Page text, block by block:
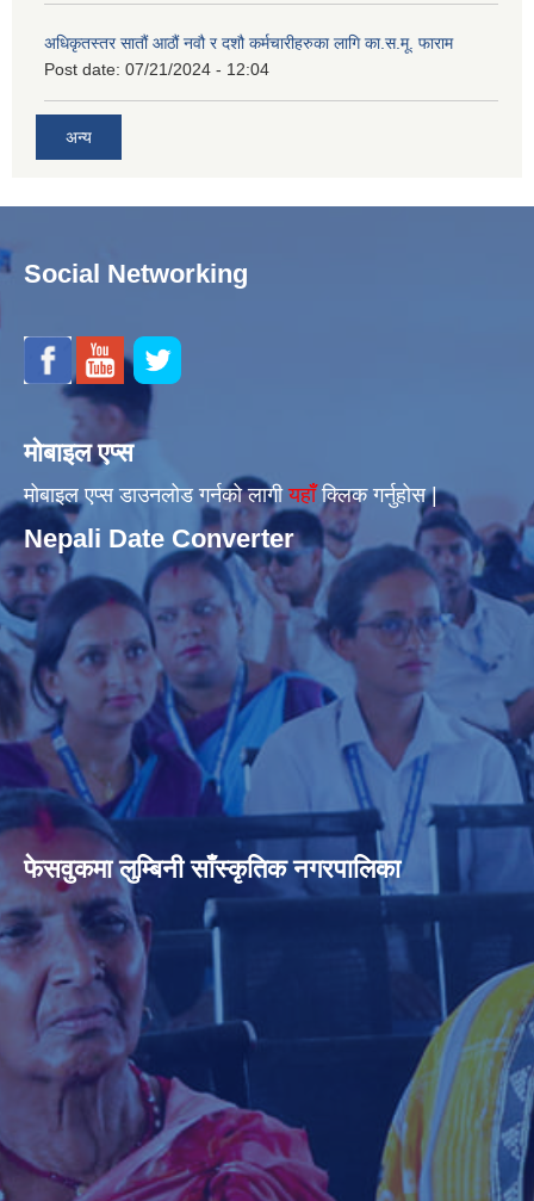
अधिकृतस्तर सातौं आठौं नवौ र दशौ कर्मचारीहरुका लागि का.स.मू. फाराम
Post date: 07/21/2024 - 12:04
अन्य
Social Networking
मोबाइल एप्स
मोबाइल एप्स डाउनलोड गर्नको लागीयहाँँक्लिक गर्नुहोस |
Nepali Date Converter
फेसवुकमा लुम्बिनी साँस्कृतिक नगरपालिका